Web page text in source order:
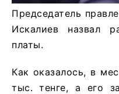
Председатель
Искалиев назвал
платы.
Как оказалось, в
тыс. тенге, а его